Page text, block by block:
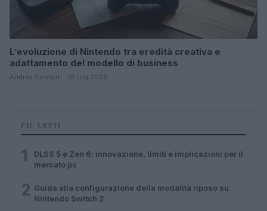
L’evoluzione di Nintendo tra eredità creativa e
adattamento del modello di business
Andrea Conforti · 10 Lug 2026
PIÙ LETTI
1
DLSS 5 e Zen 6: innovazione, limiti e implicazioni per il
mercato pc
2 Guida alla configurazione della modalità riposo su
Nintendo Switch 2